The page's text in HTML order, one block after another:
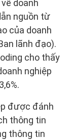
doanh
nguồn từ
của doanh
lãnh đạo).
cho thấy
nghiệp
được đánh
thông tin
thông tin